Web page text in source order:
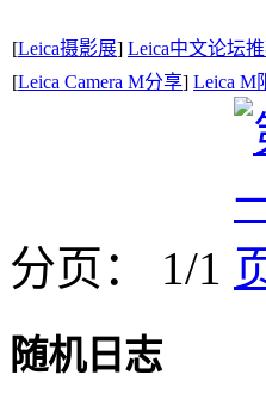
[Leica摄影展] Leica中文论坛
[Leica Camera M分享] Leica M
分页： 1/1
随机日志